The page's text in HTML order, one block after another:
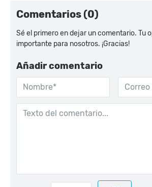
Comentarios (0)
Sé el primero en dejar un comentario. Tu
importante para nosotros. ¡Gracias!
Añadir comentario